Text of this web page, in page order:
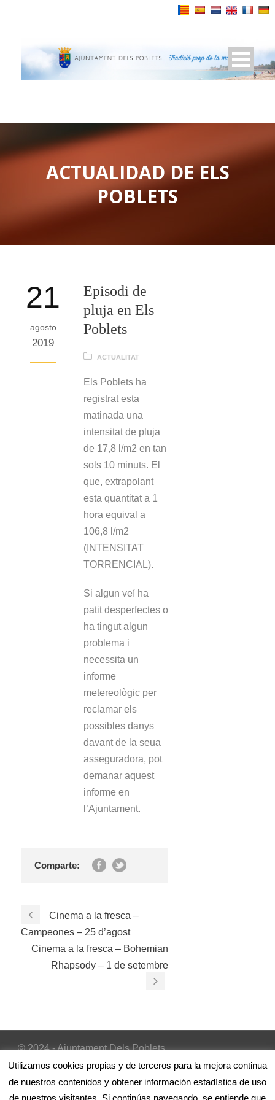
ACTUALIDAD DE ELS
POBLETS
21
agosto
2019
Episodi de
pluja en Els
Poblets
ACTUALITAT
Els Poblets ha
registrat esta
matinada una
intensitat de pluja
de 17,8 l/m2 en tan
sols 10 minuts. El
que, extrapolant
esta quantitat a 1
hora equival a
106,8 l/m2
(INTENSITAT
TORRENCIAL).
Si algun veí ha
patit desperfectes o
ha tingut algun
problema i
necessita un
informe
metereològic per
reclamar els
possibles danys
davant de la seua
asseguradora, pot
demanar aquest
informe en
l’Ajuntament.
Comparte:
Cinema a la fresca –
Campeones – 25 d’agost
Cinema a la fresca – Bohemian
Rhapsody – 1 de setembre
© 2024 - Ajuntament Dels Poblets
Inicio |Avís Legal |Política de cookies
Utilizamos cookies propias y de terceros para la mejora continua
de nuestros contenidos y obtener información estadística de uso